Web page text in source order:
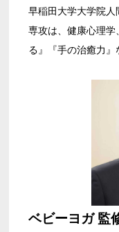
早稲田大学大学院人
専攻は、健康心理学
る』『手の治癒力』
ベビーヨガ 監